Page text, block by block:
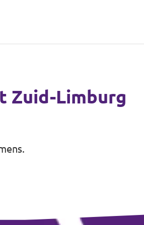
Zuid-Limburg